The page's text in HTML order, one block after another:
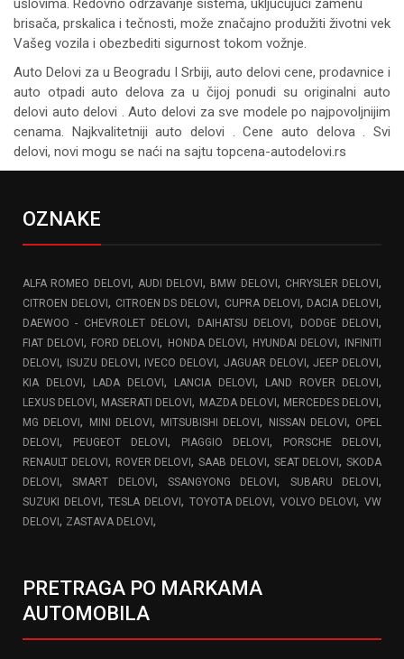
brisača, prskalica i tečnosti, može značajno produžiti životni vek
Vašeg vozila i obezbediti sigurnost tokom vožnje.
Auto Delovi za u Beogradu I Srbiji, auto delovi cene, prodavnice i
auto otpadi auto delova za u čijoj ponudi su originalni auto
delovi auto delovi . Auto delovi za sve modele po najpovoljnijim
cenama. Najkvalitetniji auto delovi . Cene auto delova . Svi
delovi, novi mogu se naći na sajtu topcena-autodelovi.rs
OZNAKE
ALFA ROMEO DELOVI, AUDI DELOVI, BMW DELOVI, CHRYSLER DELOVI,
CITROEN DELOVI, CITROEN DS DELOVI, CUPRA DELOVI, DACIA DELOVI,
DAEWOO - CHEVROLET DELOVI, DAIHATSU DELOVI, DODGE DELOVI,
FIAT DELOVI, FORD DELOVI, HONDA DELOVI, HYUNDAI DELOVI, INFINITI
DELOVI, ISUZU DELOVI, IVECO DELOVI, JAGUAR DELOVI,JEEP DELOVI,
KIA DELOVI, LADA DELOVI, LANCIA DELOVI, LAND ROVER DELOVI,
LEXUS DELOVI, MASERATI DELOVI, MAZDA DELOVI, MERCEDES DELOVI,
MG DELOVI, MINI DELOVI, MITSUBISHI DELOVI, NISSAN DELOVI, OPEL
DELOVI, PEUGEOT DELOVI, PIAGGIO DELOVI, PORSCHE DELOVI,
RENAULT DELOVI, ROVER DELOVI, SAAB DELOVI, SEAT DELOVI, SKODA
DELOVI,SMART DELOVI,SSANGYONG DELOVI, SUBARU DELOVI,
SUZUKI DELOVI,TESLA DELOVI, TOYOTA DELOVI, VOLVO DELOVI, VW
DELOVI, ZASTAVA DELOVI,
PRETRAGA PO MARKAMA
AUTOMOBILA